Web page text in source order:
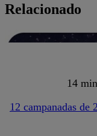
Relacionado
14
12 campanadas de